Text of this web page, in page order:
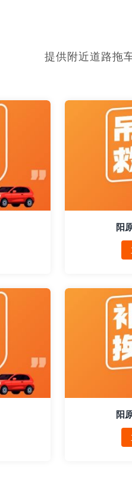
提供附近道路拖
阳
阳